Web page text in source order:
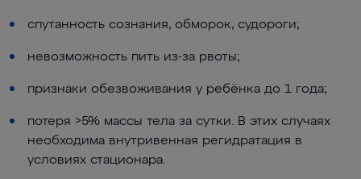
спутанность сознания, обморок, судороги;
невозможность пить из-за рвоты;
признаки обезвоживания у ребёнка до 1 года;
потеря >5% массы тела за сутки. В этих случаях
необходима внутривенная регидратация в
условиях стационара.